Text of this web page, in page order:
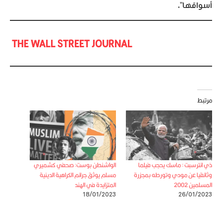
أسواقها”.
THE WALL STREET JOURNAL
مرتبط
ذي انترسبت : ماسك يحجب فيلما
وثائقيا عن مودي وتورطه بمجزرة
المسلمين 2002
26/01/2023
الواشنطن بوست: صحفي كشميري
مسلم يوثق جرائم الكراهية الدينية
المتزايدة في الهند
18/01/2023